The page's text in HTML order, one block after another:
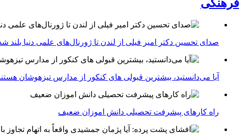
فرهنگی
صدای تحسین دکتر امیر فیلی از لندن تا ژورنال‌های علمی دنیا بلند
آیا می‌دانستید، بیشترین قبولی های کنکور از مدارس تیزهوشان
راه کارهای پیشرفت تحصیلی دانش اموزان ضعیف